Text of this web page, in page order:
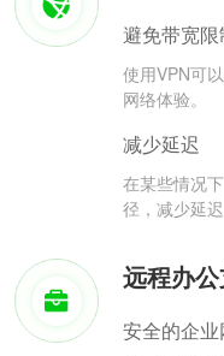
避免带宽限
使用VPN可
网络体验。
减少延迟
在某些情况
径，减少延
远程办
安全的企